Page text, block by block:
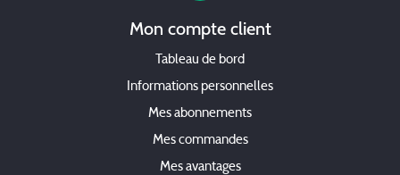
Mon compte client
Tableau de bord
Informations personnelles
Mes abonnements
Mes commandes
Mes avantages